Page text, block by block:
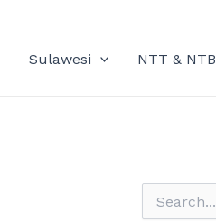
Sulawesi NTT & NTB